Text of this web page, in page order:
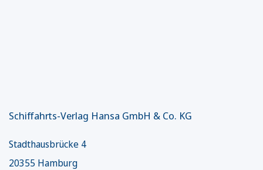
Schiffahrts-Verlag Hansa GmbH & Co. KG
Stadthausbrücke 4
20355 Hamburg